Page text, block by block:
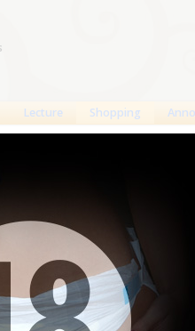
Lecture Shopping
les meilleures
Depend,
pour les